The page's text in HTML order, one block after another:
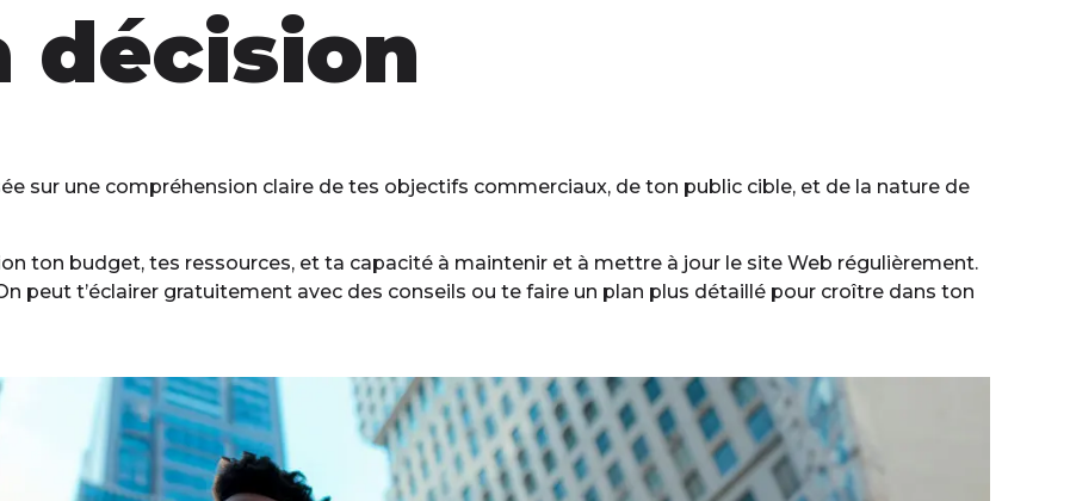
décision
sur une compréhension claire de tes objectifs commerciaux, de ton public cible, et de la nature de
ton budget, tes ressources, et ta capacité à maintenir et à mettre à jour le site Web régulièrement.
peut t’éclairer gratuitement avec des conseils ou te faire un plan plus détaillé pour croître dans ton